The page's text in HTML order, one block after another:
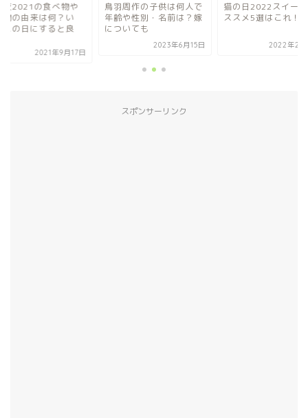
羽周作の子供は何人で
齢や性別・名前は？嫁
ついても
猫の日2022スイーツオ
ススメ5選はこれ！！
2022年2月22日
十五夜2021の食
お供物の由来は
スポンサーリンク